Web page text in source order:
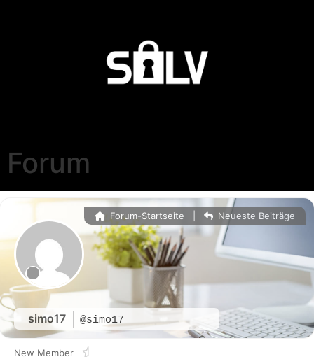
Forum
simo17 @simo17
Forum-Startseite Neueste Beiträge
New Member